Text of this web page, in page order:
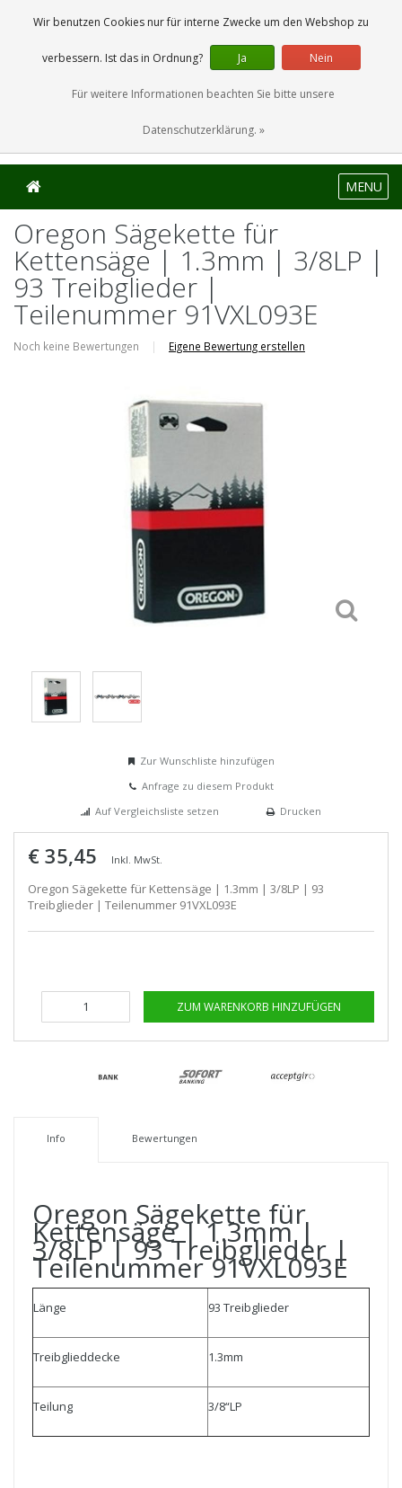
0 Artikel
MENU
Oregon Sägekette für
Kettensäge | 1.3mm | 3/8LP |
93 Treibglieder |
Teilenummer 91VXL093E
Noch keine Bewertungen | Eigene Bewertung erstellen
Zur Wunschliste hinzufügen
Anfrage zu diesem Produkt
Auf Vergleichsliste setzen
Drucken
€ 35,45 Inkl. MwSt.
Oregon Sägekette für Kettensäge | 1.3mm | 3/8LP | 93
Treibglieder | Teilenummer 91VXL093E
ZUM WARENKORB HINZUFÜGEN
Info Bewertungen
Oregon Sägekette für
Kettensäge | 1.3mm |
3/8LP | 93 Treibglieder |
Teilenummer 91VXL093E
Länge 93 Treibglieder
Treibglieddecke 1.3mm
Teilung 3/8“LP
Wir benutzen Cookies nur für interne Zwecke um den Webshop zu
verbessern. Ist das in Ordnung? Ja Nein
Für weitere Informationen beachten Sie bitte unsere
Datenschutzerklärung. »